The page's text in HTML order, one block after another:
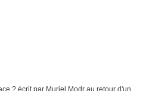
? écrit par Muriel Modr au retour d'un